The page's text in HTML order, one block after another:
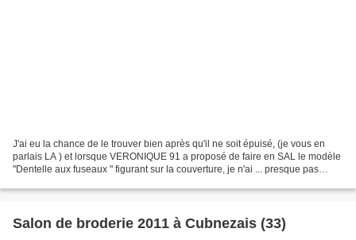
J'ai eu la chance de le trouver bien après qu'il ne soit épuisé, (je vous en
parlais LA ) et lorsque VERONIQUE 91 a proposé de faire en SAL le modèle
"Dentelle aux fuseaux " figurant sur la couverture, je n'ai ... presque pas
Salon de broderie 2011 à Cubnezais (33)